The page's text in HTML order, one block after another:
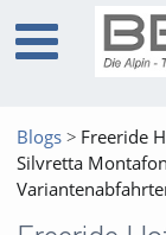
Blogs
Freeride
Silvretta